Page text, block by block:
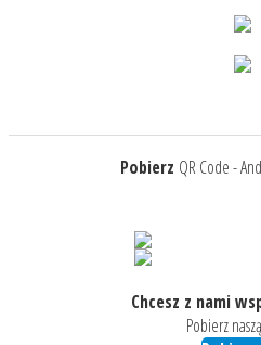
Pobierz QR Code -
Chcesz z nami
Pobierz